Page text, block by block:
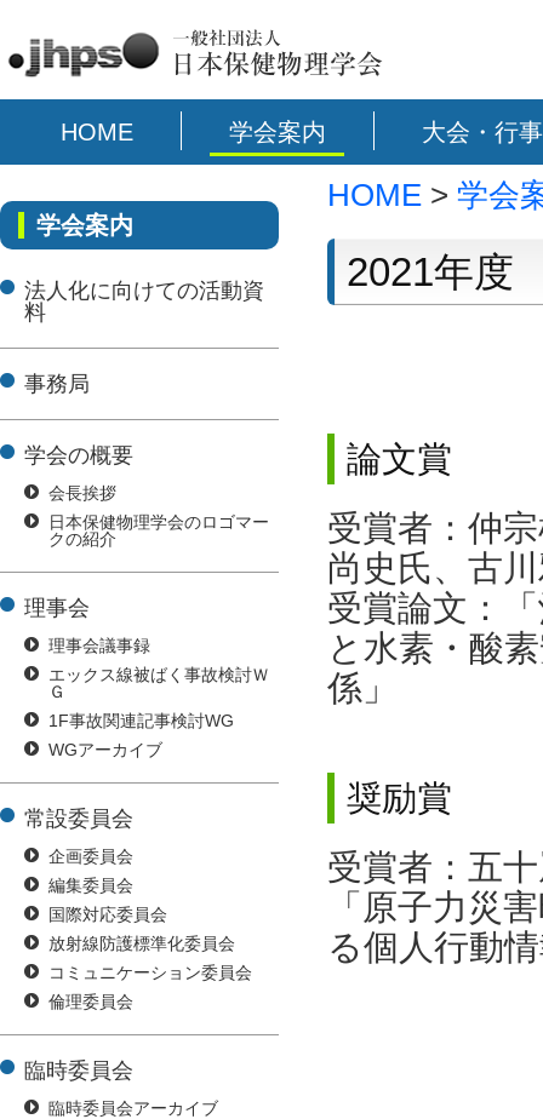
HOME 学会案内 大会・行事
HOME > 学会
2021年度
論文賞
受賞者：仲
尚史氏、古
受賞論文：
と水素・酸
係」
奨励賞
受賞者：五
「原子力災
る個人行動
学会案内
法人化に向けての活動資
料
事務局
学会の概要
会長挨拶
日本保健物理学会のロゴマー
クの紹介
理事会
理事会議事録
エックス線被ばく事故検討Ｗ
Ｇ
1F事故関連記事検討WG
WGアーカイブ
常設委員会
企画委員会
編集委員会
国際対応委員会
放射線防護標準化委員会
コミュニケーション委員会
倫理委員会
臨時委員会
臨時委員会アーカイブ